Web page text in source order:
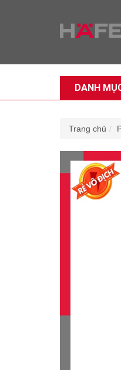
DANH
Trang chủ